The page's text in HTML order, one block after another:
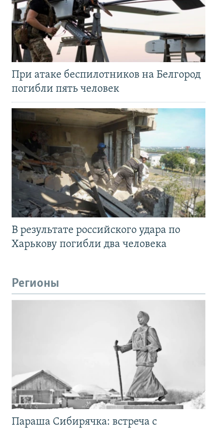
При атаке беспилотников на Белгород
погибли пять человек
В результате российского удара по
Харькову погибли два человека
Регионы
Параша Сибирячка: встреча с